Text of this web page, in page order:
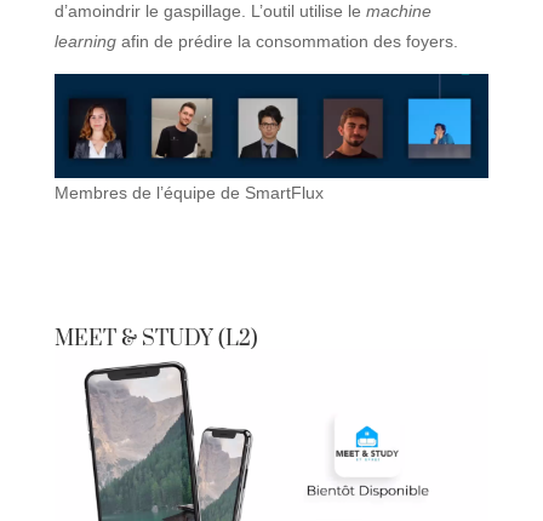
d’amoindrir le gaspillage. L’outil utilise le machine
learningafin de prédire la consommation des foyers.
Membres de l’équipe de SmartFlux
MEET & STUDY (L2)